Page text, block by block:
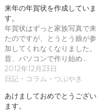
て
T
i
t
t
e
r
で
共
有
(
新
い
o
o
で
共
有
す
る
に
は
ク
リ
し
来年の年賀状を作成していま
す。
年賀状はずっと家族写真で来
たのですが、とうとう娘が参
加してくれなくなりました。
昔、パソコンで作り始め…
2012年12月23日
日記・コラム・つぶやき
あけましておめでとうござい
ます。